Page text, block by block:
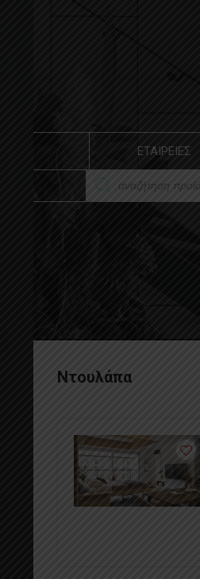
ΕΤΑΙΡΕΙΕΣ
Ντουλάπα